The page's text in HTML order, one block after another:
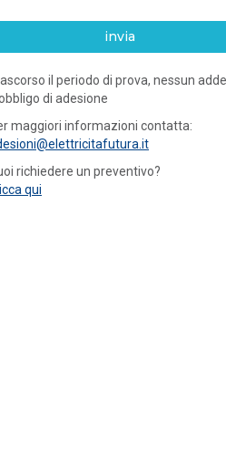
invia
il periodo di prova, nessun
di adesione
maggiori informazioni contatta:
richiedere un preventivo?
qui